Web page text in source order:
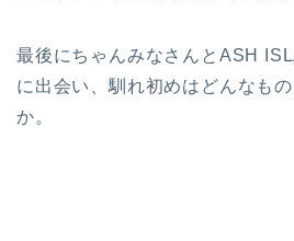
最後にちゃんみなさんとASH
に出会い、馴れ初めはどんなも
か。